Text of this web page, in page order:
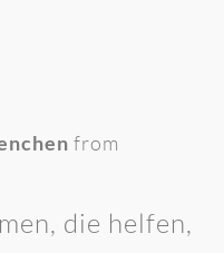
from
die helfen,